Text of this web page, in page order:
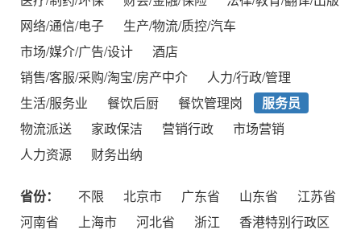
网络/通信/电子
生产/物流/质控/汽车
市场/媒介/广告/设计
酒店
销售/客服/采购/淘宝/房产中介
人力/行政/管理
生活/服务业
餐饮后厨 餐饮管理岗
服务员
物流派送
家政保洁 营销行政
市场营销
人力资源
财务出纳
省份： 不限 北京市 广东省 山东省
江苏省
河南省
上海市 河北省 浙江
香港特别行政区